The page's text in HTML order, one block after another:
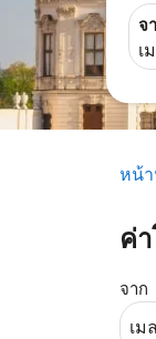
จ
หน้
ค่
จาก
ลอ